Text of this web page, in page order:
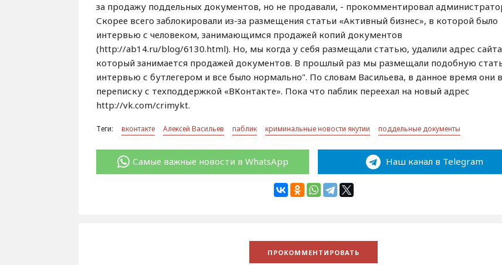
за продажу поддельных документов, но не продавали, - прокомментировал
Скорее всего заблокировали из-за размещения статьи «Активный бизнес», в которой было
интервью с человеком, занимающимся продажей копий документов
(http://ab14.ru/blog/6130.html). Но, мы когда у себя размещали статью, удалили адрес
который занимается продажей документов. В прошлый раз мы размещали подобную
интервью с бутлегером и все было нормально". По словам Васильева, в данное время они
переписку с техподдержкой «ВКонтакте». Пока что паблик переехал на новый адрес
http://vk.com/crimykt.
Теги: вконтакте Алексей Васильев паблик криминальные новости якутии поддельные документы
Самые важные новости в WhatsApp Наш канал в Telegram